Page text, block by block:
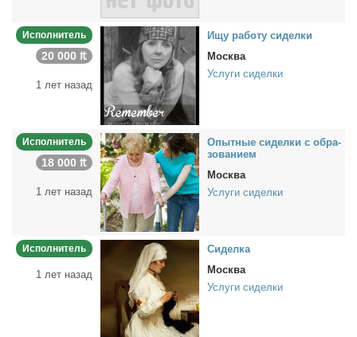
Исполнитель
20 000 ₶
1 лет назад
Ищу ра­бо­ту си­дел­ки
Москва
Услуги сиделки
Исполнитель
18 000 ₶
1 лет назад
Опыт­ные си­дел­ки с об­ра­
зо­ва­ни­ем
Москва
Услуги сиделки
Исполнитель
1 лет назад
Си­дел­ка
Москва
Услуги сиделки